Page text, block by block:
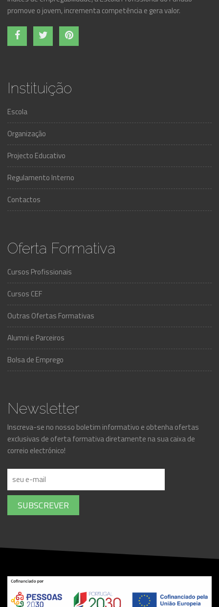
promove o jovem, incrementa competência e gera valor.
Instituição
Escola
Organização
Projecto Educativo
Regulamento Interno
Contactos
Oferta Formativa
Cursos Profissionais
Cursos CEF
Outras Ofertas Formativas
Alumni e Parceiros
Bolsa de Emprego
Newsletter
Inscreva-se no nosso boletim informativo e obtenha ofertas
exclusivas de oferta formativa diretamente na sua caixa de
correio electrónico!
SUBSCREVER